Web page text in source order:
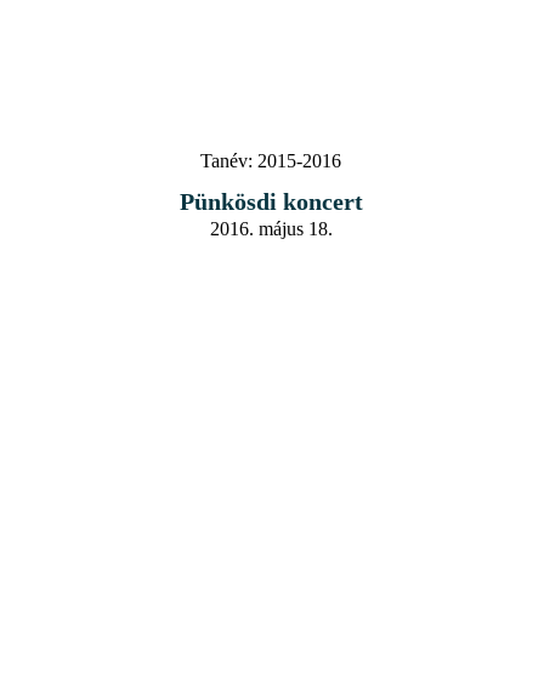
Tanév: 2015-2016
Pünkösdi koncert
2016. május 18.